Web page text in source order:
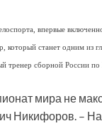
впервые
который станет одним
тренер сборной России
мира не
Никифоров. –